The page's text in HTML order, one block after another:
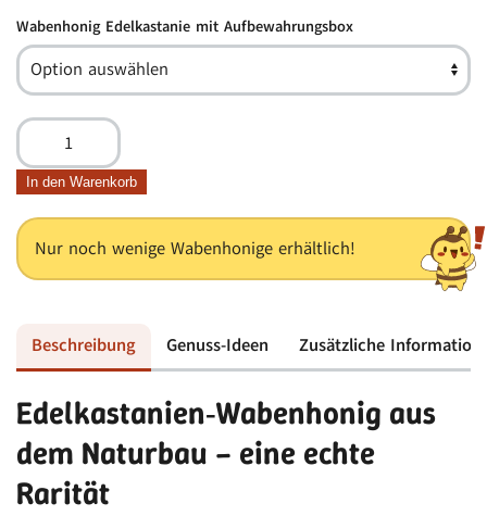
Wabenhonig Edelkastanie mit Aufbewahrungsbox
Wabenhonig
Edelkastanie
mit
Menge
In den Warenkorb
Nur noch wenige Wabenhonige erhältlich!
Beschreibung Genuss-Ideen Zusätzliche
Edelkastanien‑Wabenhonig aus
dem Naturbau – eine echte
Rarität